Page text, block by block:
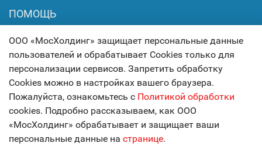
ПОМОЩЬ
Вопрос-ответ
Гарантия
Статьи
Карта сайта
© 2017 МОСХОЛДИНГ
технологии комфорта
ООО «МосХолдинг» защищает персональные данные
пользователей и обрабатывает Cookies только для
персонализации сервисов. Запретить обработку
Cookies можно в настройках вашего браузера.
Пожалуйста, ознакомьтесь с Политикой обработки
cookies. Подробно рассказываем, как ООО
«МосХолдинг» обрабатывает и защищает ваши
персональные данные на странице.